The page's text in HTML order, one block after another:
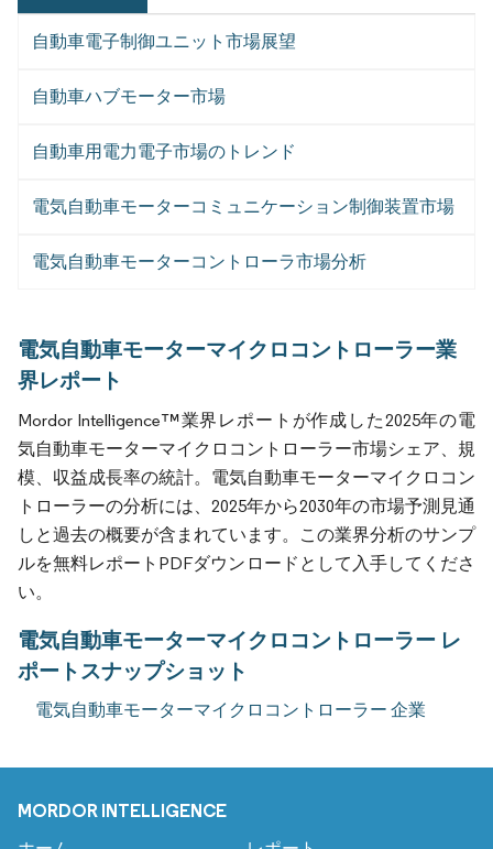
自動車電子制御ユニット市場展望
自動車ハブモーター市場
自動車用電力電子市場のトレンド
電気自動車モーターコミュニケーション制御装置市場
電気自動車モーターコントローラ市場分析
電気自動車モーターマイクロコントローラー業
界レポート
Mordor Intelligence™業界レポートが作成した2025年の電
気自動車モーターマイクロコントローラー市場シェア、規
模、収益成長率の統計。電気自動車モーターマイクロコン
トローラーの分析には、2025年から2030年の市場予測見通
しと過去の概要が含まれています。この業界分析のサンプ
ルを無料レポートPDFダウンロードとして入手してくださ
い。
電気自動車モーターマイクロコントローラー レ
ポートスナップショット
電気自動車モーターマイクロコントローラー 企業
MORDOR INTELLIGENCE